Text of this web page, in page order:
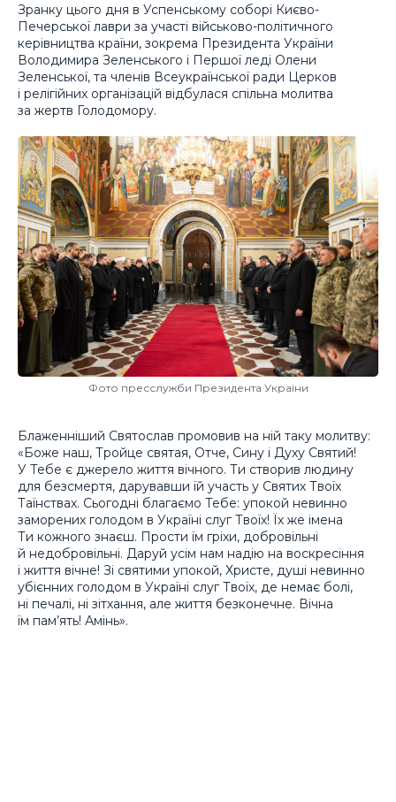
Зранку цього дня в Успенському соборі Києво-
Печерської лаври за участі військово-політичного
керівництва країни, зокрема Президента України
Володимира Зеленського і Першої леді Олени
Зеленської, та членів Всеукраїнської ради Церков
і релігійних організацій відбулася спільна молитва
за жертв Голодомору.
Фото пресслужби Президента України
Блаженніший Святослав промовив на ній таку молитву:
«Боже наш, Тройце святая, Отче, Сину і Духу Святий!
У Тебе є джерело життя вічного. Ти створив людину
для безсмертя, дарувавши їй участь у Святих Твоїх
Таїнствах. Сьогодні благаємо Тебе: упокой невинно
заморених голодом в Україні слуг Твоїх! Їх же імена
Ти кожного знаєш. Прости їм гріхи, добровільні
й недобровільні. Даруй усім нам надію на воскресіння
і життя вічне! Зі святими упокой, Христе, душі невинно
убієнних голодом в Україні слуг Твоїх, де немає болі,
ні печалі, ні зітхання, але життя безконечне. Вічна
їм пам’ять! Амінь».